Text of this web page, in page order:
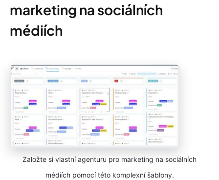
marketing na sociálních
médiích
Založte si vlastní agenturu pro marketing na sociálních
médiích pomocí této komplexní šablony.